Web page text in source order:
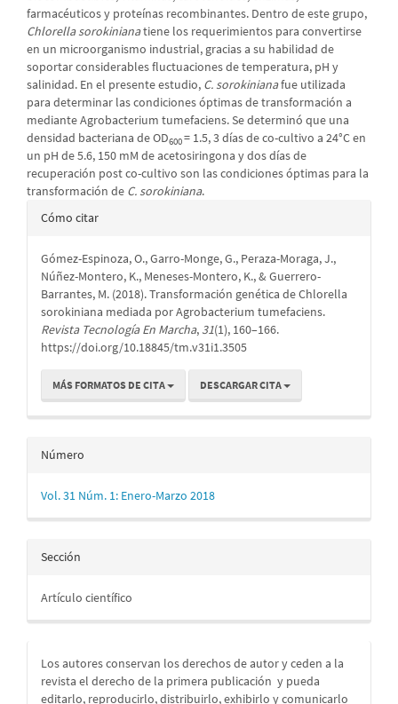
farmacéuticos y proteínas recombinantes. Dentro de este grupo,
Chlorella sorokinianatiene los requerimientos para convertirse
en un microorganismo industrial, gracias a su habilidad de
soportar considerables fluctuaciones de temperatura, pH y
salinidad. En el presente estudio, C. sorokinianafue utilizada
para determinar las condiciones óptimas de transformación a
mediante Agrobacterium tumefaciens. Se determinó que una
densidad bacteriana de OD600= 1.5, 3 días de co-cultivo a 24°C en
un pH de 5.6, 150 mM de acetosiringona y dos días de
recuperación post co-cultivo son las condiciones óptimas para la
transformación de C. sorokiniana.
Detalles
artículo
Cómo citar
Gómez-Espinoza, O., Garro-Monge, G., Peraza-Moraga, J.,
Núñez-Montero, K., Meneses-Montero, K., & Guerrero-
Barrantes, M. (2018). Transformación genética de Chlorella
sorokiniana mediada por Agrobacterium tumefaciens.
Revista Tecnología En Marcha, 31(1), 160–166.
https://doi.org/10.18845/tm.v31i1.3505
MÁS FORMATOS DE CITA DESCARGAR CITA
Número
Vol. 31 Núm. 1: Enero-Marzo 2018
Sección
Artículo científico
Los autores conservan los derechos de autor y ceden a la
revista el derecho de la primera publicación y pueda
editarlo, reproducirlo, distribuirlo, exhibirlo y comunicarlo